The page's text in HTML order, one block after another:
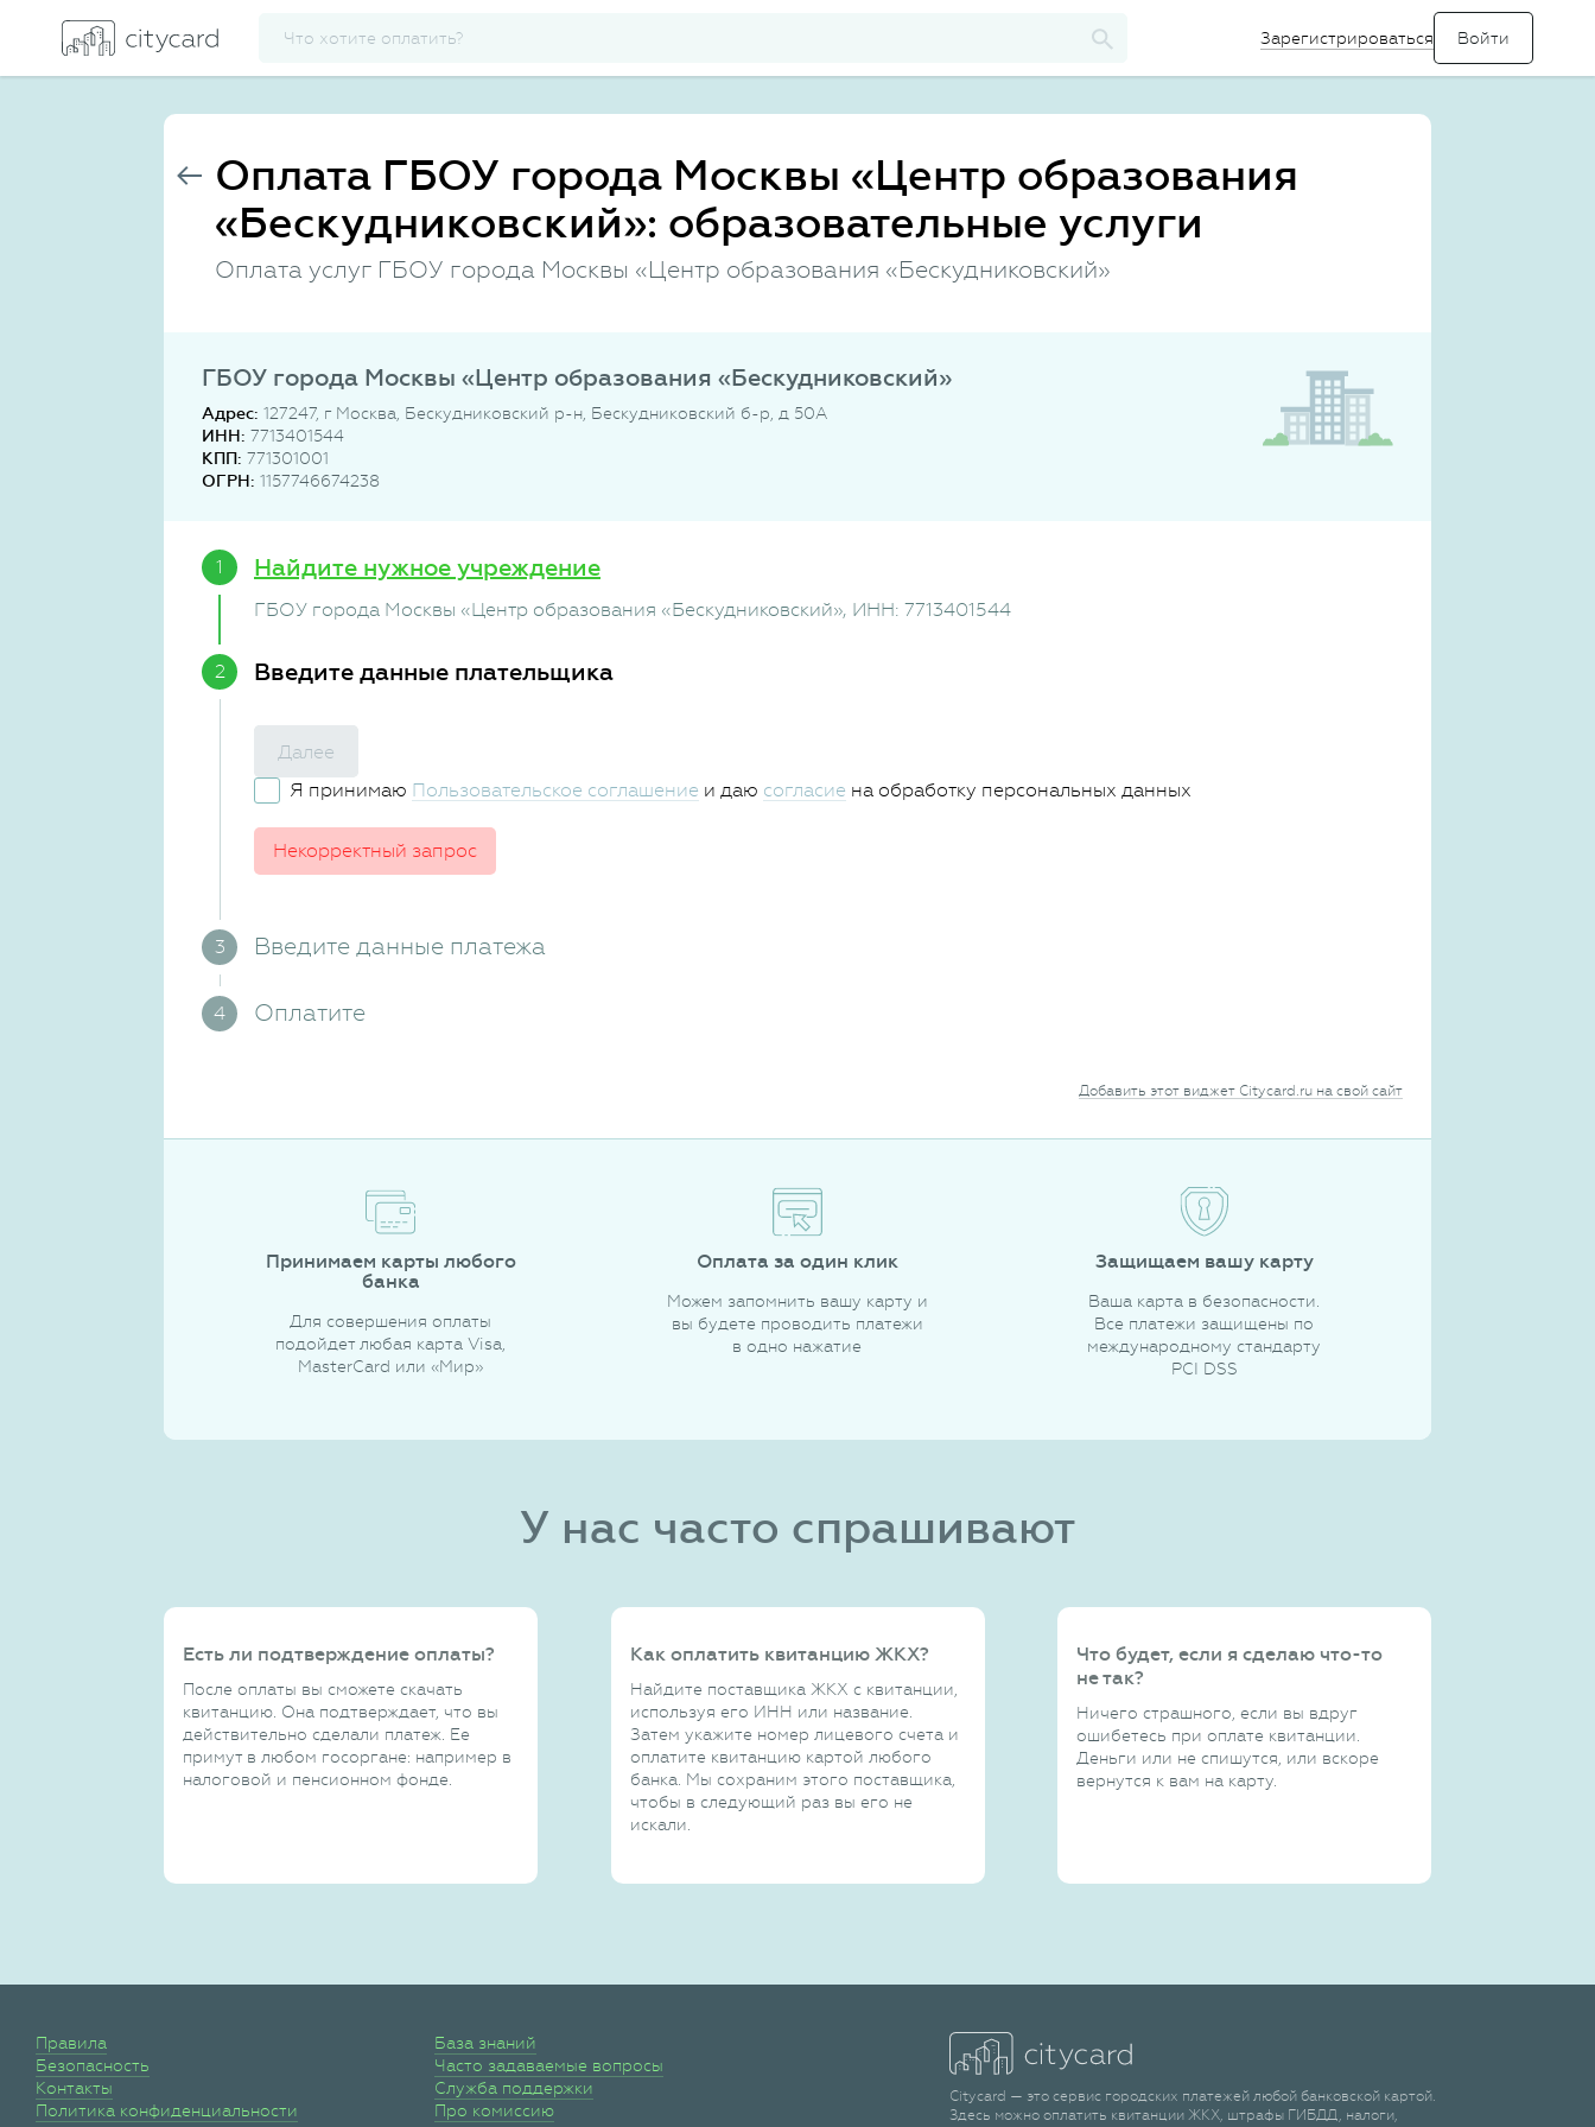
Зарегистрироваться
Оплата ГБОУ города Москвы «Центр образования
«Бескудниковский»: образовательные услуги
Оплата услуг ГБОУ города Москвы «Центр образования «Бескудниковский»
ГБОУ города Москвы «Центр образования «Бескудниковский»
Адрес: 127247, г Москва, Бескудниковский р-н, Бескудниковский б-р, д 50А
ИНН: 7713401544
КПП: 771301001
ОГРН: 1157746674238
Найдите нужное учреждение
ГБОУ города Москвы «Центр образования «Бескудниковский», ИНН: 7713401544
Введите данные плательщика
Далее
Я принимаю Пользовательское соглашение и даю согласие на обработку персональных данных
Некорректный запрос
Введите данные платежа
Оплатите
Добавить этот виджет Citycard.ru на свой сайт
Принимаем карты любого
банка
Для совершения оплаты
подойдет любая карта Visa,
MasterCard или «Мир»
Оплата за один клик
Можем запомнить вашу карту и
вы будете проводить платежи
в одно нажатие
Защищаем вашу карту
Ваша карта в безопасности.
Все платежи защищены по
международному стандарту
PCI DSS
У нас часто спрашивают
Есть ли подтверждение оплаты?
После оплаты вы сможете скачать
квитанцию. Она подтверждает, что вы
действительно сделали платеж. Ее
примут в любом госоргане: например в
налоговой и пенсионном фонде.
Как оплатить квитанцию ЖКХ?
Найдите поставщика ЖКХ с квитанции,
используя его ИНН или название.
Затем укажите номер лицевого счета и
оплатите квитанцию картой любого
банка. Мы сохраним этого поставщика,
чтобы в следующий раз вы его не
искали.
Что будет, если я сделаю что-то
не так?
Ничего страшного, если вы вдруг
ошибетесь при оплате квитанции.
Деньги или не спишутся, или вскоре
вернутся к вам на карту.
Правила
Безопасность
Контакты
Политика конфиденциальности
База знаний
Часто задаваемые вопросы
Служба поддержки
Про комиссию
Citycard — это сервис городских платежей любой банковской картой.
Здесь можно оплатить квитанции ЖКХ, штрафы ГИБДД, налоги,